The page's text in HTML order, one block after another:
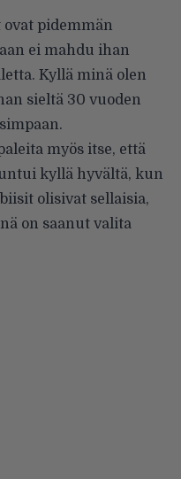
ovat pidemmän
ei mahdu ihan
Kyllä minä olen
sieltä 30 vuoden
myös itse, että
kyllä hyvältä, kun
olisivat sellaisia,
on saanut valita